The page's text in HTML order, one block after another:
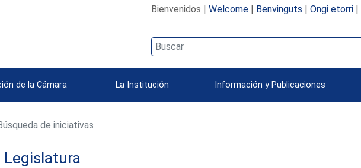
Bienvenidos | Welcome| Benvinguts | Ongi etorri|
de la Cámara La Institución Información y Publicaciones
de iniciativas
Legislatura